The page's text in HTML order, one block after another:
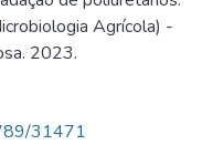
Agrícola) -
2023.
31471